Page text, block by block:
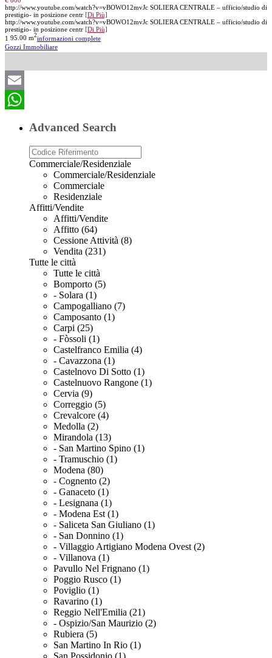
http://www.youtube.com/watch?v=vBOWO12mvJc SOLIERA CENTRALE – ufficio/studio di
prestigio- in posizione centr [Di Più]
http://www.youtube.com/watch?v=vBOWO12mvJc SOLIERA CENTRALE – ufficio/studio di
prestigio- in posizione centr [Di Più]
1 95.00 m2informazioni complete
Gozzi Immobiliare
Email
Advanced Search
Commerciale/Residenziale
Commerciale/Residenziale
Commerciale
Residenziale
Affitti/Vendite
Affitti/Vendite
Affitto (64)
Cessione Attività (8)
Vendita (231)
Tutte le città
Tutte le città
Bomporto (5)
- Solara (1)
Campogalliano (7)
Camposanto (1)
Carpi (25)
- Fòssoli (1)
Castelfranco Emilia (4)
- Cavazzona (1)
Castelnovo Di Sotto (1)
Castelnuovo Rangone (1)
Cervia (9)
Correggio (5)
Crevalcore (4)
Medolla (2)
Mirandola (13)
- San Martino Spino (1)
- Tramuschio (1)
Modena (80)
- Cognento (2)
- Ganaceto (1)
- Lesignana (1)
- Modena Est (1)
- Saliceta San Giuliano (1)
- San Donnino (1)
- Villaggio Artigiano Modena Ovest (2)
- Villanova (1)
Pavullo Nel Frignano (1)
Poggio Rusco (1)
Poviglio (1)
Ravarino (1)
Reggio Nell'Emilia (21)
- Ospizio/San Maurizio (2)
Rubiera (5)
San Martino In Rio (1)
San Possidonio (1)